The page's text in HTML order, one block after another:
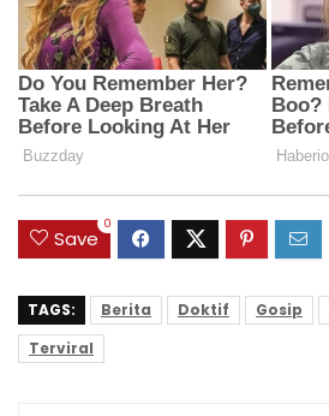
Save
0
TAGS: Berita Doktif Gosip
Terviral